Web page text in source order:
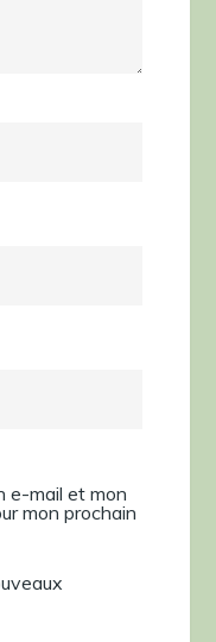
e-mail et mon
mon prochain